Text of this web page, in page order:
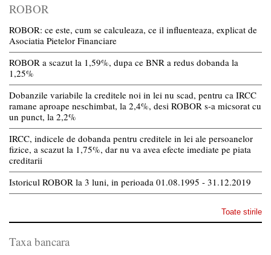
ROBOR
ROBOR: ce este, cum se calculeaza, ce il influenteaza, explicat de
Asociatia Pietelor Financiare
ROBOR a scazut la 1,59%, dupa ce BNR a redus dobanda la
1,25%
Dobanzile variabile la creditele noi in lei nu scad, pentru ca IRCC
ramane aproape neschimbat, la 2,4%, desi ROBOR s-a micsorat cu
un punct, la 2,2%
IRCC, indicele de dobanda pentru creditele in lei ale persoanelor
fizice, a scazut la 1,75%, dar nu va avea efecte imediate pe piata
creditarii
Istoricul ROBOR la 3 luni, in perioada 01.08.1995 - 31.12.2019
Toate stirile
Taxa bancara